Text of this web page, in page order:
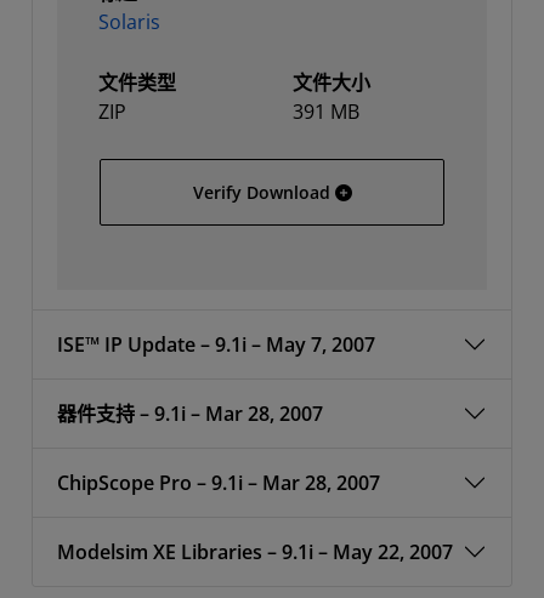
Solaris
文件类型
ZIP
文件大小
391 MB
Verify Download Solaris
ISE™ IP Update – 9.1i – May 7, 2007
器件支持 – 9.1i – Mar 28, 2007
ChipScope Pro – 9.1i – Mar 28, 2007
Modelsim XE Libraries – 9.1i – May 22, 2007